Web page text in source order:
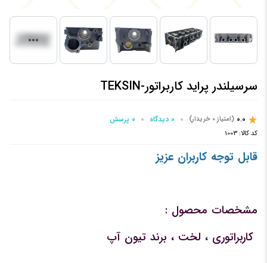
سرسیلندر پراید کاربراتور-TEKSIN
0.0 (امتیاز 0 خریدار) 0 دیدگاه 0 پرسش‌
کد کالا: 1003
قابل توجه کاربران عزیز
مشخصات محصول :
کاربراتوری ، لخت ، برند تیون آپ